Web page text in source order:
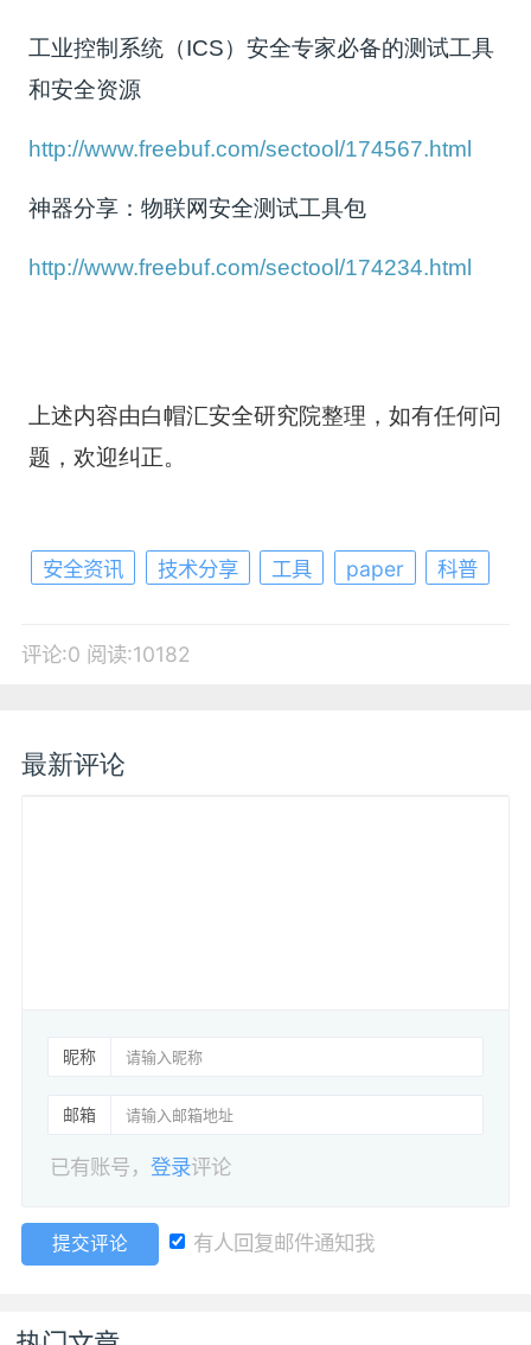
工业控制系统（ICS）安全专家必备的测试工具
和安全资源
http://www.freebuf.com/sectool/174567.html
神器分享：物联网安全测试工具包
http://www.freebuf.com/sectool/174234.html
上述内容由白帽汇安全研究院整理，如有任何问
题，欢迎纠正。
安全资讯 技术分享 工具 paper 科普
评论:0 阅读:10182
最新评论
昵称
邮箱
已有账号，登录评论
提交评论 有人回复邮件通知我